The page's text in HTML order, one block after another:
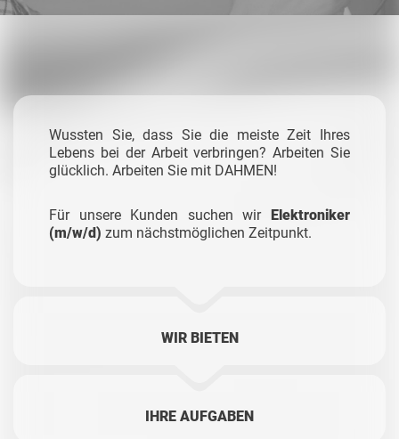
Wussten Sie, dass Sie die meiste Zeit Ihres
Lebens bei der Arbeit verbringen? Arbeiten Sie
glücklich. Arbeiten Sie mit DAHMEN!
Für unsere Kunden suchen wir Elektroniker
(m/w/d) zum nächstmöglichen Zeitpunkt.
WIR BIETEN
IHRE AUFGABEN